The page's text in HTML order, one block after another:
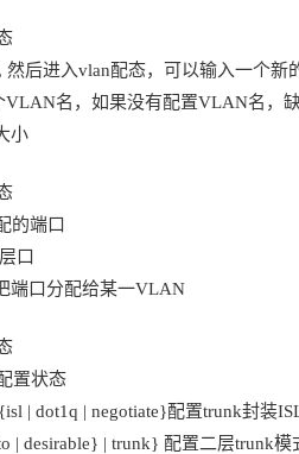
后进入vlan配态，可以输入一个新
VLAN名，如果没有配置VLAN名
小
的端口
口
端口分配给某一VLAN
置状态
| dot1q | negotiate}配置trunk封装
| desirable} | trunk} 配置二层trunk模